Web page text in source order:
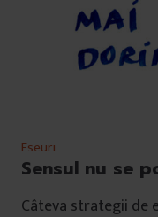
Eseuri
Sensul nu se
Câteva strategii de